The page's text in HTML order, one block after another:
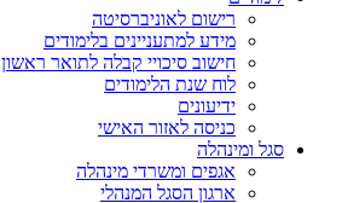
רישום לאוניברסיטה
מידע למתעניינים בלימודים
חישוב סיכויי קבלה לתואר ראשון
לוח שנת הלימודים
ידיעונים
כניסה לאזור האישי
סגל ומינהלה
אגפים ומשרדי מינהלה
ארגון הסגל המנהלי